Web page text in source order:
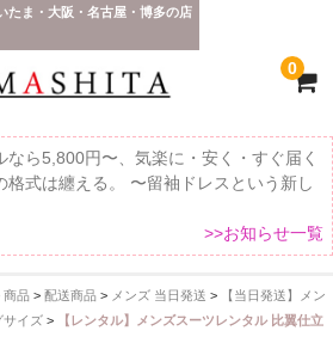
たま・大阪・名古屋・博多の店
0
ら5,800円〜、気楽に・安く・すぐ届く
式は纏える。 〜留袖ドレスという新し
>>お知らせ一覧
商品> 配送商品> メンズ 当日発送 >
【当日発送】メン
サイズ>
【レンタル】メンズスーツレンタル 比翼仕立